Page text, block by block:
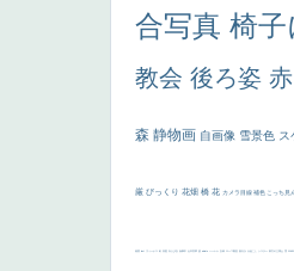
合写真 椅子
教会 後ろ姿
森 静物画 自画像 雪景色 ス
厳 びっくり 花畑 橋 花 カメラ目線 補色 こっち見
画質 last ヴィーナス 剣 白人少女 食事中 山本芳翠 麦 alciato ハーレム 女神 ローマ教皇 奥行き 火起こし シスター 東方の三博士 114514